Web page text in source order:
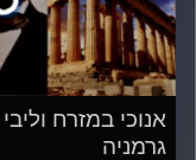
אנוכי במזרח
גרמניה